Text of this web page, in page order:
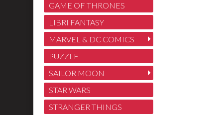
GAME OF THRONES
LIBRI FANTASY
MARVEL & DC COMICS
PUZZLE
SAILOR MOON
STAR WARS
STRANGER THINGS